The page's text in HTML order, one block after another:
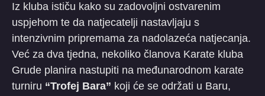
Iz kluba ističu kako su zadovoljni ostvarenim
uspjehom te da natjecatelji nastavljaju s
intenzivnim pripremama za nadolazeća natjecanja.
Već za dva tjedna, nekoliko članova Karate kluba
Grude planira nastupiti na međunarodnom karate
turniru “Trofej Bara” koji će se održati u Baru,